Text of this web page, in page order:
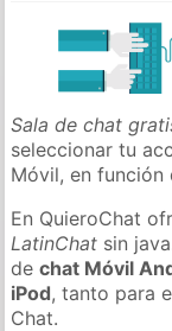
Sala de chat
seleccionar tu
Móvil, en
En QuieroChat
LatinChat sin
dechat Móvil
iPod, tanto para
Chat.